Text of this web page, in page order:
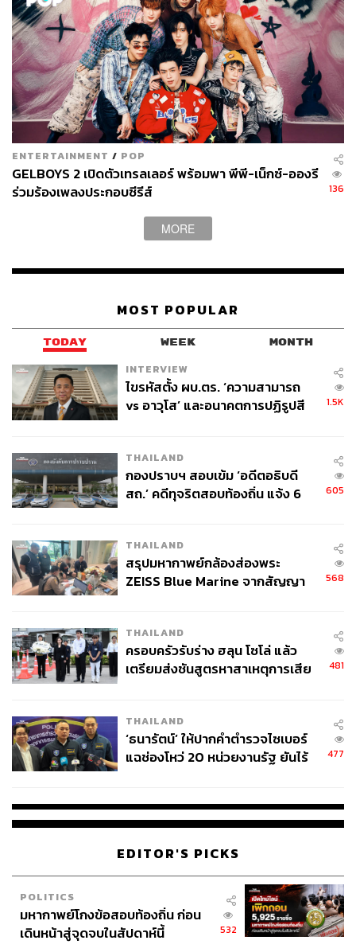
ENTERTAINMENT / POP
GELBOYS 2 เปิดตัวเทรลเลอร์ พร้อมพา พีพี-เน็กซ์-อองรี
ร่วมร้องเพลงประกอบซีรีส์
136
MORE
MOST POPULAR
TODAY WEEK MONTH
INTERVIEW
ไขรหัสตั้ง ผบ.ตร. ‘ความสามารถ
vs อาวุโส’ และอนาคตการปฏิรูปสี
1.5K
THAILAND
กองปราบฯ สอบเข้ม ‘อดีตอธิบดี
สถ.’ คดีทุจริตสอบท้องถิ่น แจ้ง 6
605
THAILAND
สรุปมหากาพย์กล้องส่องพระ
ZEISS Blue Marine จากสัญญา
จ่ายหนี้-แอบระบุแบรนด์
568
THAILAND
ครอบครัวรับร่าง ฮลุน โซโล่ แล้ว
เตรียมส่งชันสูตรหาสาเหตุการเสีย
481
THAILAND
‘ธนารัตน์’ ให้ปากคำตำรวจไซเบอร์
แฉช่องโหว่ 20 หน่วยงานรัฐ ยันไร้
477
EDITOR'S PICKS
POLITICS
มหากาพย์โกงข้อสอบท้องถิ่น ก่อน
เดินหน้าสู่จุดจบในสัปดาห์นี้
532